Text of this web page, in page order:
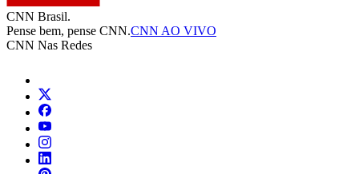
CNN Brasil.
Pense bem, pense CNN.CNN AO VIVO
CNN Nas Redes